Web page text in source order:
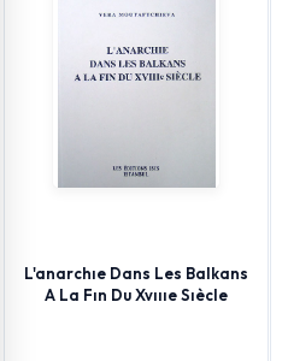
L'anarchıe Dans Les Balkans
A La Fın Du Xvıııe Sıècle